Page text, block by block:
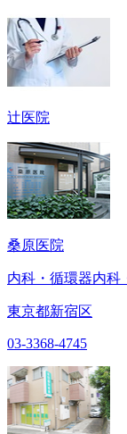
辻医院
桑原医院
内科・循環器内科
東京都新宿区
03-3368-4745